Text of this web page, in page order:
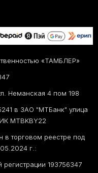
«ТАМБЛЕР»
Неманская 4 пом 198
в ЗАО "МТБанк" улица
MTBKBY22
в торговом реестре под
г.:
регистрации 193756347